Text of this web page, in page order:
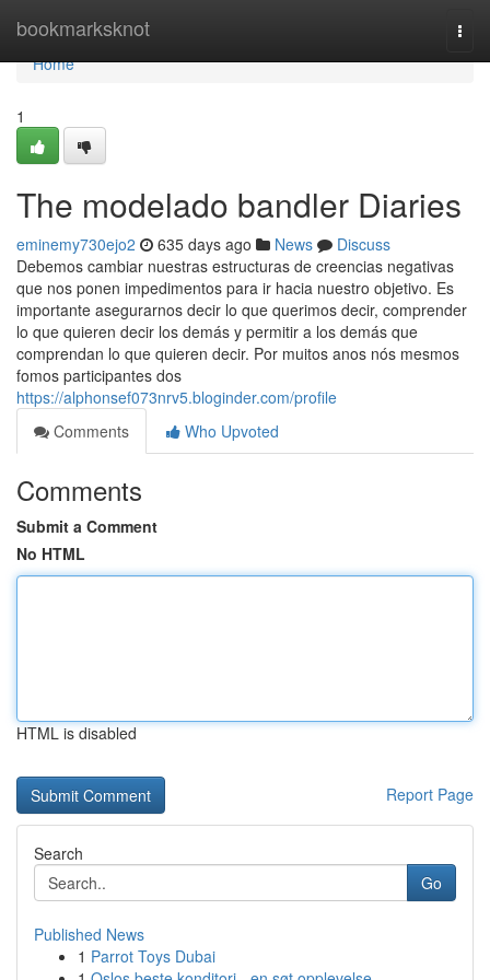
bookmarksknot
Home
Home
1
The modelado bandler Diaries
eminemy730ejo2 635 days ago News
Discuss
Debemos cambiar nuestras estructuras de creencias negativas
que nos ponen impedimentos para ir hacia nuestro objetivo. Es
importante asegurarnos decir lo que querimos decir, comprender
lo que quieren decir los demás y permitir a los demás que
comprendan lo que quieren decir. Por muitos anos nós mesmos
fomos participantes dos
https://alphonsef073nrv5.bloginder.com/profile
Comments
Who Upvoted
Comments
Submit a Comment
No HTML
HTML is disabled
Report Page
Search
Go
Published News
1 Parrot Toys Dubai